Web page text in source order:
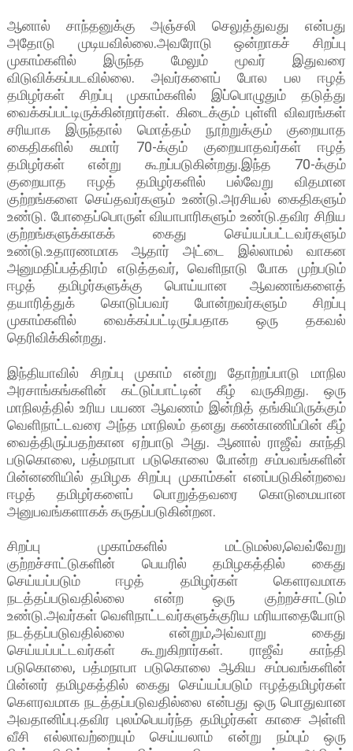
ஆனால் சாந்தனுக்கு அஞ்சலி செலுத்துவது என்பது
அதோடு முடியவில்லை.அவரோடு ஒன்றாகச் சிறப்பு
முகாம்களில் இருந்த மேலும் மூவர் இதுவரை
விடுவிக்கப்படவில்லை. அவர்களைப் போல பல ஈழத்
தமிழர்கள் சிறப்பு முகாம்களில் இப்பொழுதும் தடுத்து
வைக்கப்பட்டிருக்கின்றார்கள். கிடைக்கும் புள்ளி விவரங்கள்
சரியாக இருந்தால் மொத்தம் நூற்றுக்கும் குறையாத
கைதிகளில் சுமார் 70-க்கும் குறையாதவர்கள் ஈழத்
தமிழர்கள் என்று கூறப்படுகின்றது.இந்த 70-க்கும்
குறையாத ஈழத் தமிழர்களில் பல்வேறு விதமான
குற்றங்களை செய்தவர்களும் உண்டு.அரசியல் கைதிகளும்
உண்டு. போதைப்பொருள் வியாபாரிகளும் உண்டு.தவிர சிறிய
குற்றங்களுக்காகக் கைது செய்யப்பட்டவர்களும்
உண்டு.உதாரணமாக ஆதார் அட்டை இல்லாமல் வாகன
அனுமதிப்பத்திரம் எடுத்தவர், வெளிநாடு போக முற்படும்
ஈழத் தமிழர்களுக்கு பொய்யான ஆவணங்களைத்
தயாரித்துக் கொடுப்பவர் போன்றவர்களும் சிறப்பு
முகாம்களில் வைக்கப்பட்டிருப்பதாக ஒரு தகவல்
தெரிவிக்கின்றது.
இந்தியாவில் சிறப்பு முகாம் என்று தோற்றப்பாடு மாநில
அரசாங்கங்களின் கட்டுப்பாட்டின் கீழ் வருகிறது. ஒரு
மாநிலத்தில் உரிய பயண ஆவணம் இன்றித் தங்கியிருக்கும்
வெளிநாட்டவரை அந்த மாநிலம் தனது கண்காணிப்பின் கீழ்
வைத்திருப்பதற்கான ஏற்பாடு அது. ஆனால் ராஜீவ் காந்தி
படுகொலை, பத்மநாபா படுகொலை போன்ற சம்பவங்களின்
பின்னணியில் தமிழக சிறப்பு முகாம்கள் எனப்படுகின்றவை
ஈழத் தமிழர்களைப் பொறுத்தவரை கொடுமையான
அனுபவங்களாகக் கருதப்படுகின்றன.
சிறப்பு முகாம்களில் மட்டுமல்ல,வெவ்வேறு
குற்றச்சாட்டுகளின் பெயரில் தமிழகத்தில் கைது
செய்யப்படும் ஈழத் தமிழர்கள் கௌரவமாக
நடத்தப்படுவதில்லை என்ற ஒரு குற்றச்சாட்டும்
உண்டு.அவர்கள் வெளிநாட்டவர்களுக்குரிய மரியாதையோடு
நடத்தப்படுவதில்லை என்றும்,அவ்வாறு கைது
செய்யப்பட்டவர்கள் கூறுகிறார்கள். ராஜீவ் காந்தி
படுகொலை, பத்மநாபா படுகொலை ஆகிய சம்பவங்களின்
பின்னர் தமிழகத்தில் கைது செய்யப்படும் ஈழத்தமிழர்கள்
கௌரவமாக நடத்தப்படுவதில்லை என்பது ஒரு பொதுவான
அவதானிப்பு.தவிர புலம்பெயர்ந்த தமிழர்கள் காசை அள்ளி
வீசி எல்லாவற்றையும் செய்யலாம் என்று நம்பும் ஒரு